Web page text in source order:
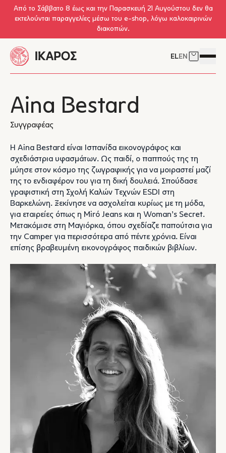
Skip to main content
Από το Σάββατο 8 έως και την Παρασκευή 21 Αυγούστου δεν θα
εκτελούνται παραγγελίες μέσω του e-shop, λόγω καλοκαιρινών
διακοπών.
ELEN Δείτε το
Aina Bestard
Συγγραφέας
H Aina Bestard είναι Ισπανίδα εικονογράφος και
σχεδιάστρια υφασμάτων. Ως παιδί, ο παππούς της τη
μύησε στον κόσμο της ζωγραφικής για να μοιραστεί μαζί
της το ενδιαφέρον του για τη δική δουλειά. Σπούδασε
γραφιστική στη Σχολή Καλών Τεχνών ESDI στη
Βαρκελώνη. Ξεκίνησε να ασχολείται κυρίως με τη μόδα,
για εταιρείες όπως η Miró Jeans και η Woman’s Secret.
Μετακόμισε στη Μαγιόρκα, όπου σχεδίαζε παπούτσια για
την Camper για περισσότερα από πέντε χρόνια. Είναι
επίσης βραβευμένη εικονογράφος παιδικών βιβλίων.